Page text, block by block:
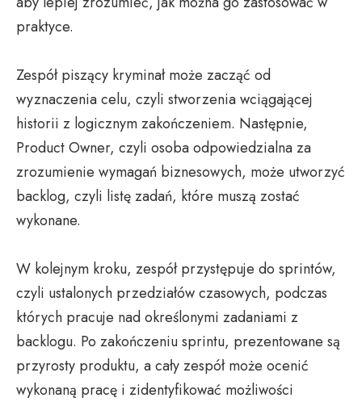
praktyce.
Zespół piszący kryminał może zacząć od
wyznaczenia celu, czyli stworzenia wciągającej
historii z logicznym zakończeniem. Następnie,
Product Owner, czyli osoba odpowiedzialna za
zrozumienie wymagań biznesowych, może utworzyć
backlog, czyli listę zadań, które muszą zostać
wykonane.
W kolejnym kroku, zespół przystępuje do sprintów,
czyli ustalonych przedziałów czasowych, podczas
których pracuje nad określonymi zadaniami z
backlogu. Po zakończeniu sprintu, prezentowane są
przyrosty produktu, a cały zespół może ocenić
wykonaną pracę i zidentyfikować możliwości